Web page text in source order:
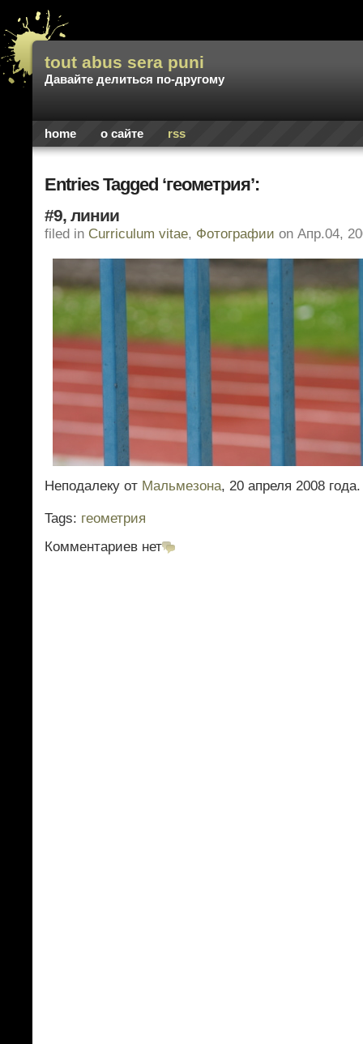
tout abus sera puni
Давайте делиться по-другому
home о сайте rss
Entries Tagged ‘геометрия’:
#9, линии
filed in Curriculum vitae, Фотографии on Апр.04,
Неподалеку от Мальмезона, 20 апреля 2008 года.
Tags: геометрия
Комментариев нет